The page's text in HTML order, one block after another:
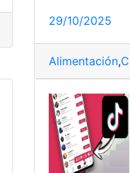
Teléfono,TikTok
29/10/2025
Alimentación,